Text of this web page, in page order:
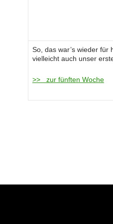
So, das war’s wieder für
vielleicht auch unser
>> zur fünften Woche